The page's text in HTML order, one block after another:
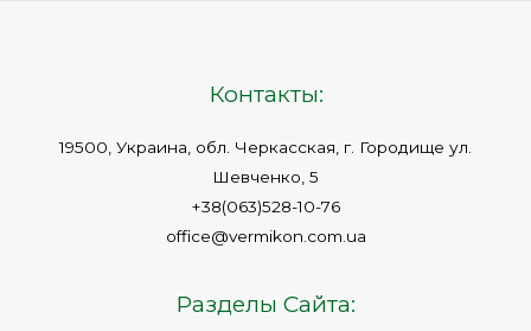
Контакты:
19500, Украина, обл. Черкасская, г. Городище ул.
Шевченко, 5
+38(063)528-10-76
office@vermikon.com.ua
Разделы Сайта: